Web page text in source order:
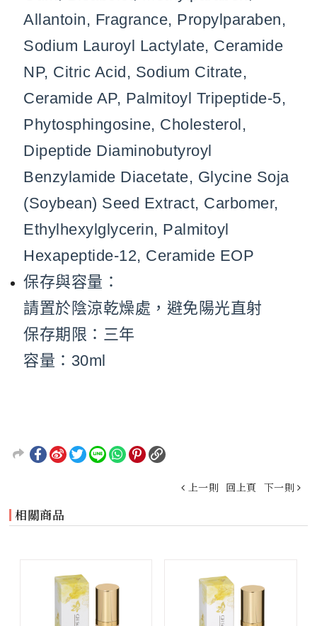
Allantoin, Fragrance, Propylparaben,
Sodium Lauroyl Lactylate, Ceramide
NP, Citric Acid, Sodium Citrate,
Ceramide AP, Palmitoyl Tripeptide-5,
Phytosphingosine, Cholesterol,
Dipeptide Diaminobutyroyl
Benzylamide Diacetate, Glycine Soja
(Soybean) Seed Extract, Carbomer,
Ethylhexylglycerin, Palmitoyl
Hexapeptide-12, Ceramide EOP
保存與容量：
請置於陰涼乾燥處，避免陽光直射
保存期限：三年
容量：30ml
上一則 回上頁 下一則
相關商品